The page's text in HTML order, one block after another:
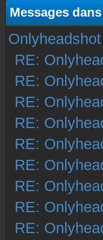
Messages
Onlyheadshot
RE:
RE:
RE:
RE:
RE:
RE:
RE:
RE:
RE: